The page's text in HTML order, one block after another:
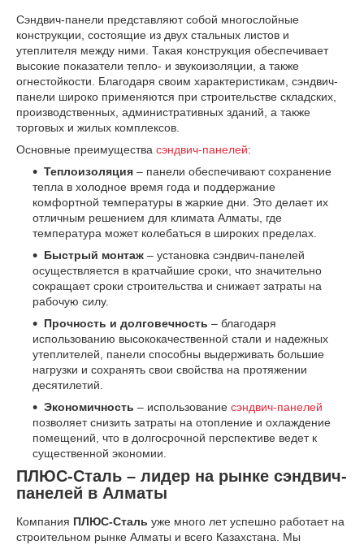
Сэндвич-панели представляют собой многослойные
конструкции, состоящие из двух стальных листов и
утеплителя между ними. Такая конструкция обеспечивает
высокие показатели тепло- и звукоизоляции, а также
огнестойкости. Благодаря своим характеристикам, сэндвич-
панели широко применяются при строительстве складских,
производственных, административных зданий, а также
торговых и жилых комплексов.
Основные преимущества сэндвич-панелей:
Теплоизоляция – панели обеспечивают сохранение
тепла в холодное время года и поддержание
комфортной температуры в жаркие дни. Это делает их
отличным решением для климата Алматы, где
температура может колебаться в широких пределах.
Быстрый монтаж – установка сэндвич-панелей
осуществляется в кратчайшие сроки, что значительно
сокращает сроки строительства и снижает затраты на
рабочую силу.
Прочность и долговечность – благодаря
использованию высококачественной стали и надежных
утеплителей, панели способны выдерживать большие
нагрузки и сохранять свои свойства на протяжении
десятилетий.
Экономичность – использование сэндвич-панелей
позволяет снизить затраты на отопление и охлаждение
помещений, что в долгосрочной перспективе ведет к
существенной экономии.
ПЛЮС-Сталь – лидер на рынке сэндвич-
панелей в Алматы
Компания ПЛЮС-Сталь уже много лет успешно работает на
строительном рынке Алматы и всего Казахстана. Мы